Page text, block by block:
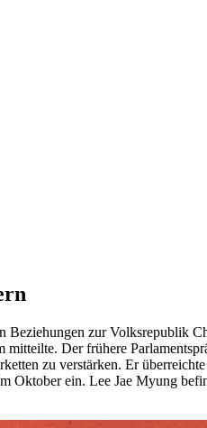
Beziehungen zur Volksrepublik
Der frühere
zu verstärken. Er
Oktober ein. Lee Jae Myung